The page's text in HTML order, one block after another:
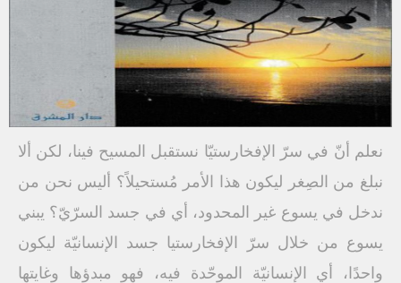
نعلم أنّ في سرّ الإفخارستيّا نستقبل المسيح فينا، لكن ألا
نبلغ من الصِغر ليكون هذا الأمر مُستحيلاً؟ أليس نحن من
ندخل في يسوع غير المحدود، أي في جسد السرّيّ؟ يبني
يسوع من خلال سرّ الإفخارستيا جسد الإنسانيّة ليكون
واحدًا، أي الإنسانيّة الموحّدة فيه، فهو مبدؤها وغايتها